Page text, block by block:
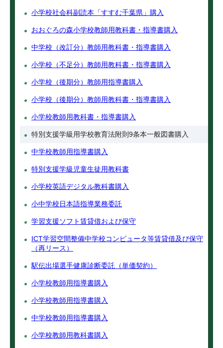
小学校社会科副読本「すすむ千葉県」購入
おおぐろの森小学校教師用教科書・指導書購入
中学校（改訂分）教師用教科書・指導書購入
小学校（不足分）教師用教科書・指導書購入
小学校（後期分）教師用指導書購入
小学校（後期分）教師用教科書・指導書購入
小学校教師用教科書・指導書購入
特別支援学級用学校教育法附則9条本一般図書購入
中学校教師用指導書購入
特別支援学級児童生徒用教科書
小学校英語デジタル教科書購入
小中学校日本語指導業務委託
学習支援ソフト賃貸借および保守
ICT学習空間整備中学校コンピュータ等賃貸借及び保守
（再リース）
駅伝出場選手健康診断委託（単価契約）
小学校教師用指導書購入
小学校教師用指導書購入
中学校教師用指導書購入
小学校教師用教科書購入